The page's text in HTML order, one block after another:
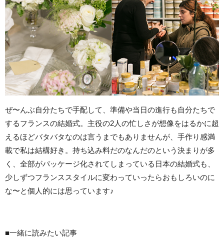
ぜ〜んぶ自分たちで手配して、準備や当日の進行も自分たちで
するフランスの結婚式。主役の2人の忙しさが想像をはるかに超
えるほどバタバタなのは言うまでもありませんが、手作り感満
載で私は結構好き。持ち込み料だのなんだのという決まりが多
く、全部がパッケージ化されてしまっている日本の結婚式も、
少しずつフランススタイルに変わっていったらおもしろいのに
な〜と個人的には思っています♪
■一緒に読みたい記事